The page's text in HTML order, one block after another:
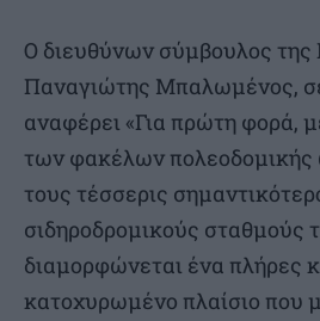
Ο διευθύνων σύμβουλος της
Παναγιώτης Μπαλωμένος,
αναφέρει «Για πρώτη φορά,
των φακέλων πολεοδομικής
τους τέσσερις
σιδηροδρομικούς σταθμούς
διαμορφώνεται ένα πλήρες
κατοχυρωμένο πλαίσιο που